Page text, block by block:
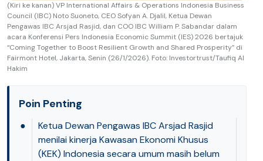
(Kiri ke kanan) VP International Affairs & Operations Indonesia Business
Council (IBC) Noto Suoneto, CEO Sofyan A. Djalil, Ketua Dewan
Pengawas IBC Arsjad Rasjid, dan COO IBC William P. Sabandar dalam
acara Konferensi Pers Indonesia Economic Summit (IES) 2026 bertajuk
“Coming Together to Boost Resilient Growth and Shared Prosperity” di
Fairmont Hotel, Jakarta, Senin (26/1/2026). Foto: Investortrust/Taufiq Al
Hakim
Poin Penting
●
Ketua Dewan Pengawas IBC Arsjad Rasjid
menilai kinerja Kawasan Ekonomi Khusus
(KEK) Indonesia secara umum masih belum